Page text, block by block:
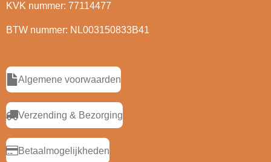
KVK nummer: 77114477
BTW nummer: NL003150833B41
Algemene voorwaarden
Verzending & Bezorging
Betaalmogelijkheden